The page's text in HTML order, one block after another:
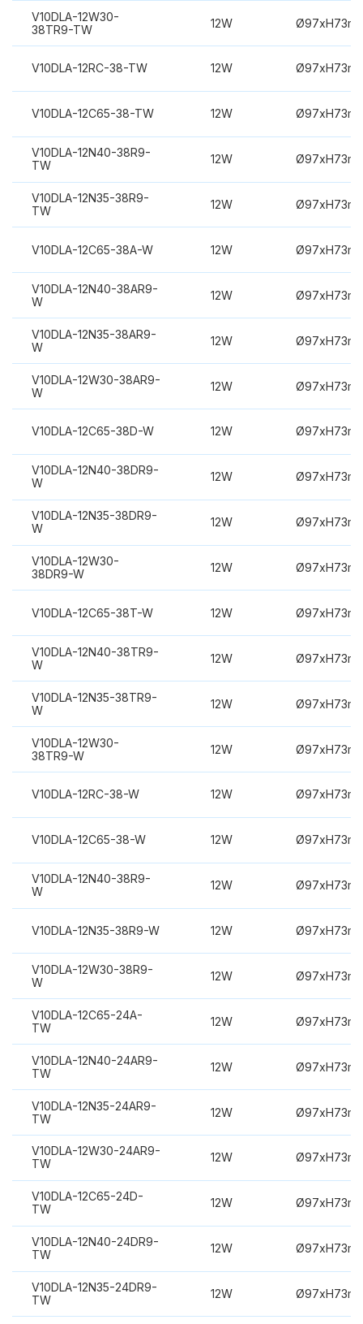
V10DLA-12W30-
38TR9-TW
12W
V10DLA-12RC-38-TW 12W
V10DLA-12C65-38-TW 12W
V10DLA-12N40-38R9-
TW
12W
V10DLA-12N35-38R9-
TW
12W
V10DLA-12C65-38A-W 12W
V10DLA-12N40-38AR9-
W
12W
V10DLA-12N35-38AR9-
W
12W
V10DLA-12W30-38AR9-
W
12W
V10DLA-12C65-38D-W 12W
V10DLA-12N40-38DR9-
W
12W
V10DLA-12N35-38DR9-
W
12W
V10DLA-12W30-
38DR9-W
12W
V10DLA-12C65-38T-W 12W
V10DLA-12N40-38TR9-
W
12W
V10DLA-12N35-38TR9-
W
12W
V10DLA-12W30-
38TR9-W
12W
V10DLA-12RC-38-W 12W
V10DLA-12C65-38-W 12W
V10DLA-12N40-38R9-
W
12W
V10DLA-12N35-38R9-W 12W
V10DLA-12W30-38R9-
W
12W
V10DLA-12C65-24A-
TW
12W
V10DLA-12N40-24AR9-
TW
12W
V10DLA-12N35-24AR9-
TW
12W
V10DLA-12W30-24AR9-
TW
12W
V10DLA-12C65-24D-
TW
12W
V10DLA-12N40-24DR9-
TW
12W
V10DLA-12N35-24DR9-
TW
12W